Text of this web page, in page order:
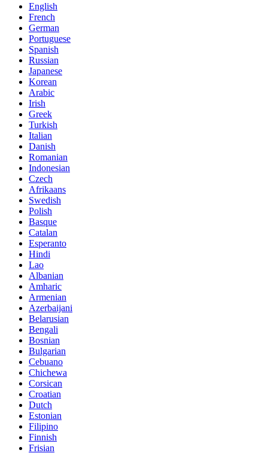
English
French
German
Portuguese
Spanish
Russian
Japanese
Korean
Arabic
Irish
Greek
Turkish
Italian
Danish
Romanian
Indonesian
Czech
Afrikaans
Swedish
Polish
Basque
Catalan
Esperanto
Hindi
Lao
Albanian
Amharic
Armenian
Azerbaijani
Belarusian
Bengali
Bosnian
Bulgarian
Cebuano
Chichewa
Corsican
Croatian
Dutch
Estonian
Filipino
Finnish
Frisian